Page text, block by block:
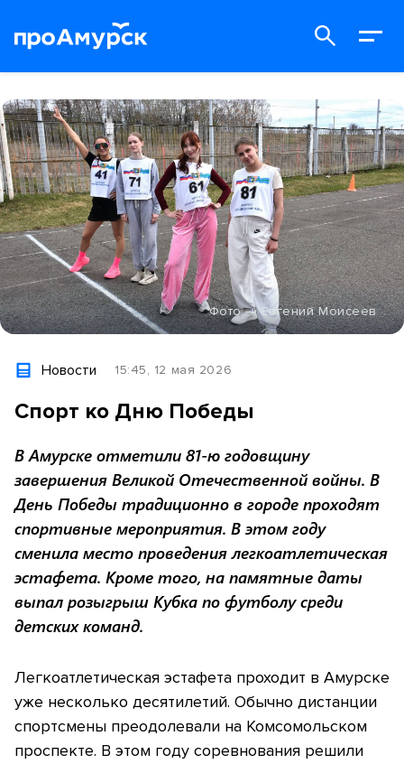
Фото — Евгений Моисеев
Новости 15:45, 12 мая 2026
Спорт ко Дню Победы
В Амурске отметили 81-ю годовщину
завершения Великой Отечественной войны. В
День Победы традиционно в городе проходят
спортивные мероприятия. В этом году
сменила место проведения легкоатлетическая
эстафета. Кроме того, на памятные даты
выпал розыгрыш Кубка по футболу среди
детских команд.
Легкоатлетическая эстафета проходит в Амурске
уже несколько десятилетий. Обычно дистанции
спортсмены преодолевали на Комсомольском
проспекте. В этом году соревнования решили